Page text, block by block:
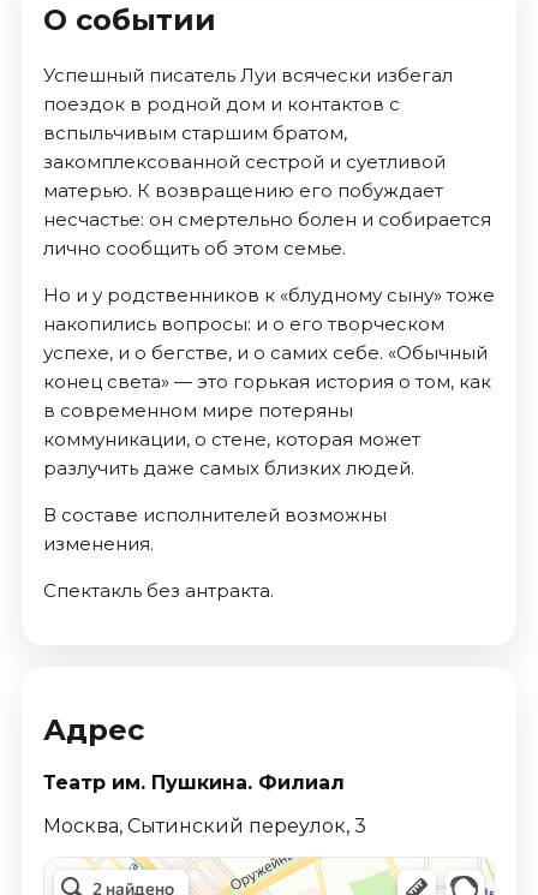
События
Август 2026
Сентябрь 2026
Октябрь 2026
Ноябрь 2026
Декабрь 2026
Январь 2027
Площадки
О событии
Успешный писатель Луи всячески избегал
поездок в родной дом и контактов с
вспыльчивым старшим братом,
закомплексованной сестрой и суетливой
матерью. К возвращению его побуждает
несчастье: он смертельно болен и собирается
лично сообщить об этом семье.
Но и у родственников к «блудному сыну» тоже
накопились вопросы: и о его творческом
успехе, и о бегстве, и о самих себе. «Обычный
конец света» — это горькая история о том, как
в современном мире потеряны
коммуникации, о стене, которая может
разлучить даже самых близких людей.
В составе исполнителей возможны
изменения.
Спектакль без антракта.
Адрес
Театр им. Пушкина. Филиал
Москва, Сытинский переулок, 3